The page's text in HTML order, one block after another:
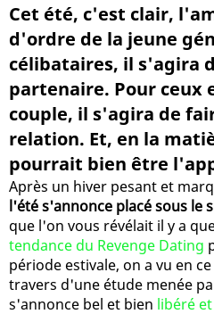
Cet été, c'est clair,
d'ordre de la jeune
célibataires, il s'agira
partenaire. Pour ceux
couple, il s'agira de
relation. Et, en la
pourrait bien être
Après un hiver pesant et
l'été s'annonce placé sous le
que l'on vous révélait il y a
tendance du Revenge Dating
période estivale, on a vu en
travers d'une étude menée
s'annonce bel et bien libéré